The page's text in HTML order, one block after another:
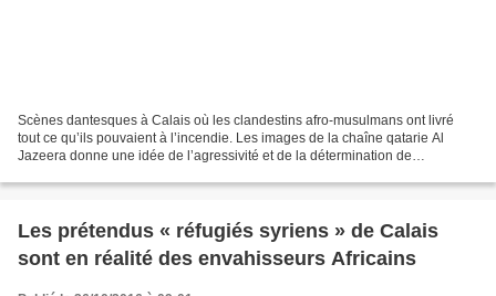
Scènes dantesques à Calais où les clandestins afro-musulmans ont livré
tout ce qu’ils pouvaient à l’incendie. Les images de la chaîne qatarie Al
Jazeera donne une idée de l’agressivité et de la détermination de
Les prétendus « réfugiés syriens » de Calais
sont en réalité des envahisseurs Africains